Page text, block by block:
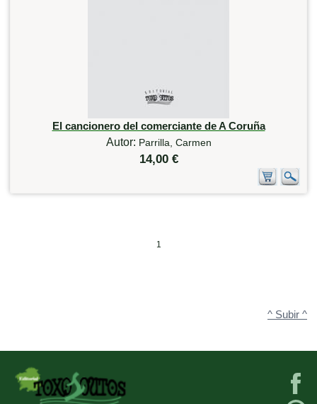
El cancionero del comerciante de A Coruña
Autor: Parrilla, Carmen
14,00 €
1
^ Subir ^